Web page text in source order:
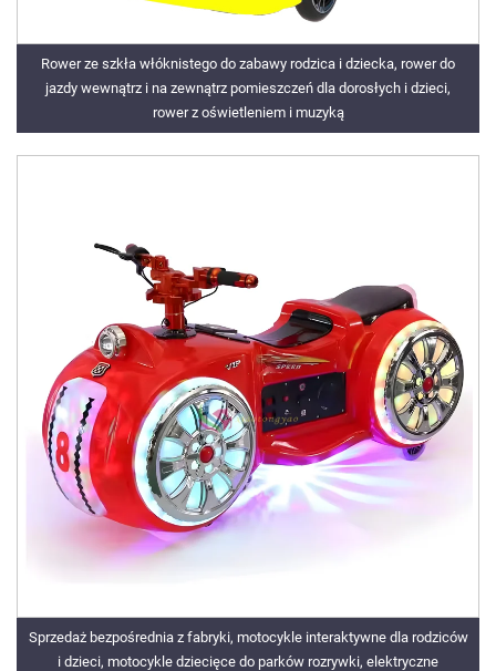
Rower ze szkła włóknistego do zabawy rodzica i dziecka, rower do
jazdy wewnątrz i na zewnątrz pomieszczeń dla dorosłych i dzieci,
rower z oświetleniem i muzyką
Sprzedaż bezpośrednia z fabryki, motocykle interaktywne dla rodziców
i dzieci, motocykle dziecięce do parków rozrywki, elektryczne